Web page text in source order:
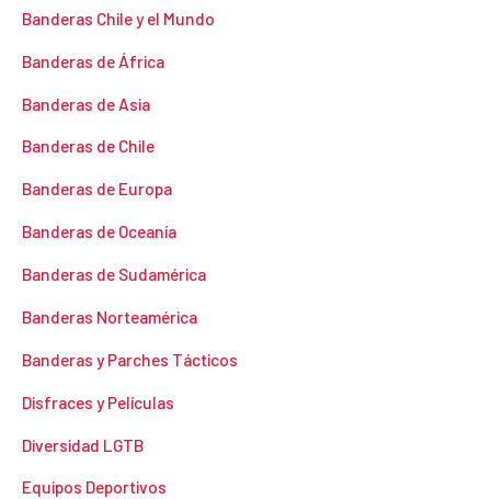
Banderas Chile y el Mundo
Banderas de África
Banderas de Asia
Banderas de Chile
Banderas de Europa
Banderas de Oceanía
Banderas de Sudamérica
Banderas Norteamérica
Banderas y Parches Tácticos
Disfraces y Películas
Diversidad LGTB
Equipos Deportivos